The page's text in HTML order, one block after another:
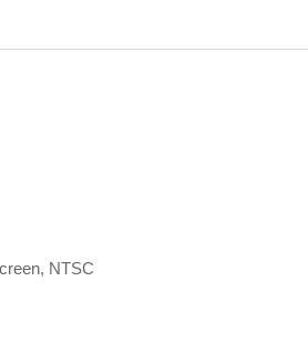
NTSC